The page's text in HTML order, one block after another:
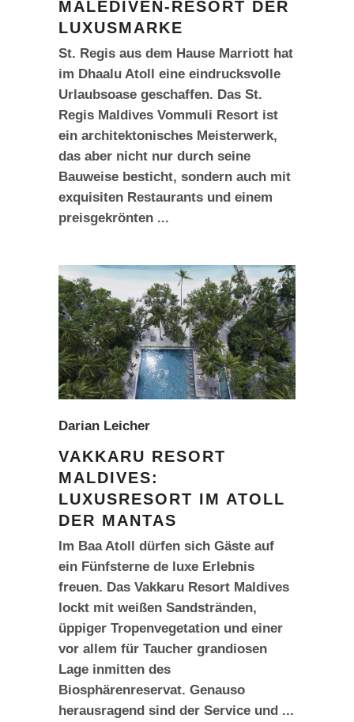
MALEDIVEN-RESORT DER
LUXUSMARKE
St. Regis aus dem Hause Marriott hat
im Dhaalu Atoll eine eindrucksvolle
Urlaubsoase geschaffen. Das St.
Regis Maldives Vommuli Resort ist
ein architektonisches Meisterwerk,
das aber nicht nur durch seine
Bauweise besticht, sondern auch mit
exquisiten Restaurants und einem
preisgekrönten
Darian Leicher
VAKKARU RESORT
MALDIVES:
LUXUSRESORT IM ATOLL
DER MANTAS
Im Baa Atoll dürfen sich Gäste auf
ein Fünfsterne de luxe Erlebnis
freuen. Das Vakkaru Resort Maldives
lockt mit weißen Sandstränden,
üppiger Tropenvegetation und einer
vor allem für Taucher grandiosen
Lage inmitten des
Biosphärenreservat. Genauso
herausragend sind der Service und